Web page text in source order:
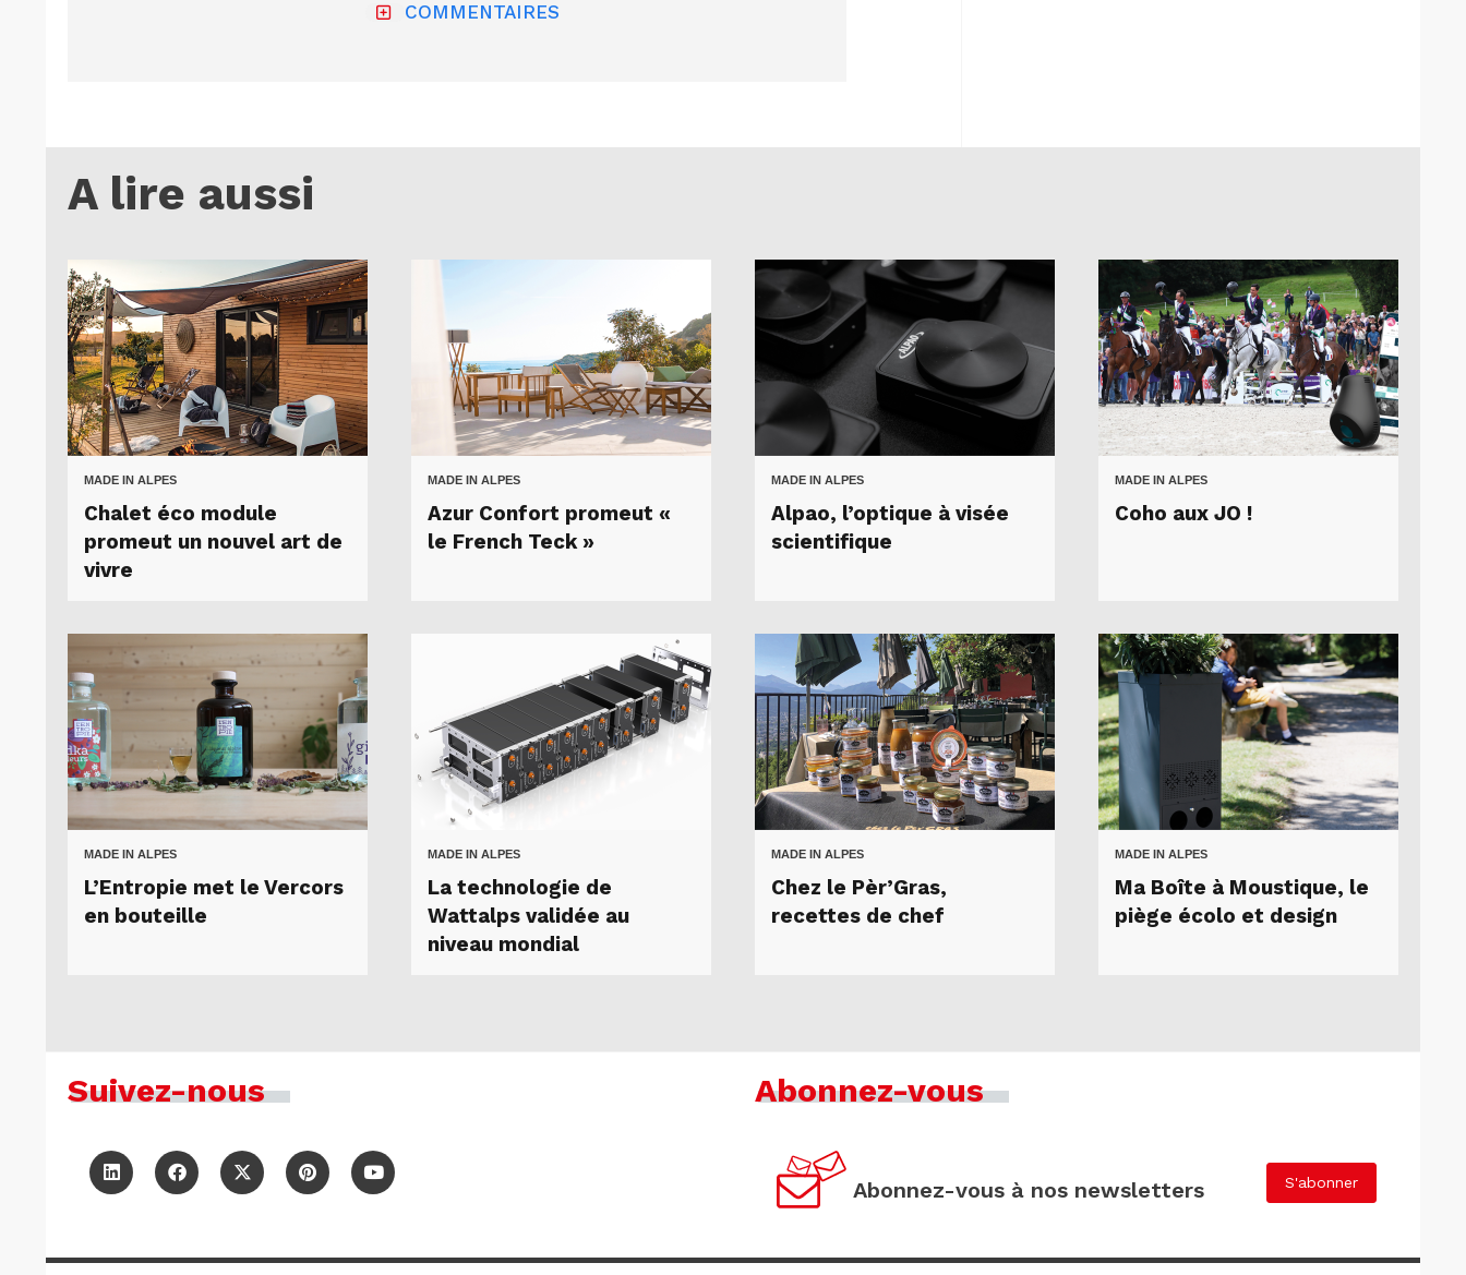
COMMENTAIRES
A lire aussi
MADE IN ALPES
Chalet éco module
promeut un nouvel art de
vivre
MADE IN ALPES
Azur Confort promeut «
le French Teck »
MADE IN ALPES
Alpao, l’optique à visée
scientifique
MADE IN ALPES
Coho aux JO !
MADE IN ALPES
L’Entropie met le Vercors
en bouteille
MADE IN ALPES
La technologie de
Wattalps validée au
niveau mondial
MADE IN ALPES
Chez le Pèr’Gras,
recettes de chef
MADE IN ALPES
Ma Boîte à Moustique, le
piège écolo et design
Suivez-nous Abonnez-vous
Abonnez-vous à nos newsletters S'abonner